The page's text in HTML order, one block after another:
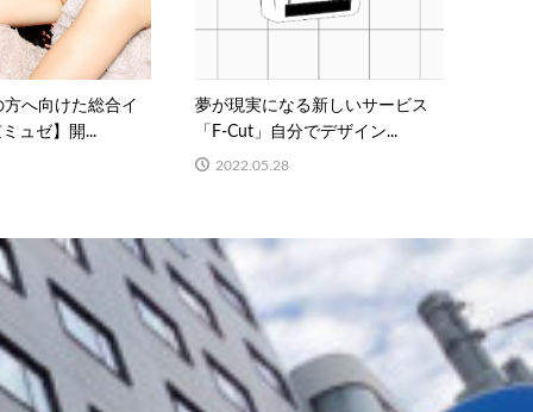
へ向けた総合イ
ュゼ】開...
夢が現実になる新しいサービス
「F-Cut」自分でデザイン...
2022.05.28